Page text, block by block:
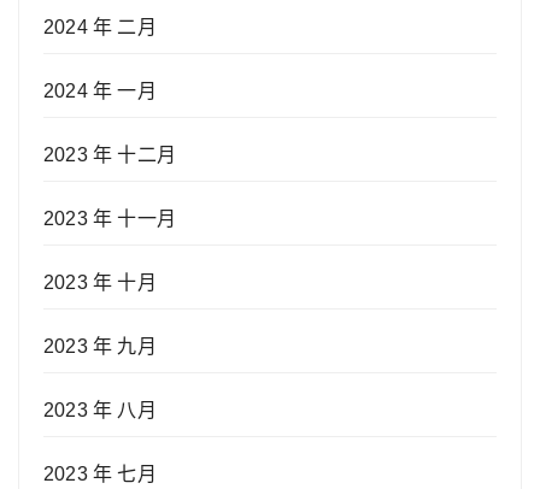
2024 年 二月
2024 年 一月
2023 年 十二月
2023 年 十一月
2023 年 十月
2023 年 九月
2023 年 八月
2023 年 七月